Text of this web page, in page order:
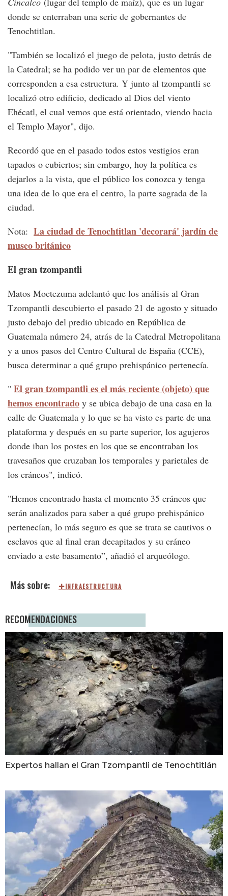
donde se enterraban una serie de gobernantes de
Tenochtitlan.
"También se localizó el juego de pelota, justo detrás de
la Catedral; se ha podido ver un par de elementos que
corresponden a esa estructura. Y junto al tzompantli se
localizó otro edificio, dedicado al Dios del viento
Ehécatl, el cual vemos que está orientado, viendo hacia
el Templo Mayor", dijo.
Recordó que en el pasado todos estos vestigios eran
tapados o cubiertos; sin embargo, hoy la política es
dejarlos a la vista, que el público los conozca y tenga
una idea de lo que era el centro, la parte sagrada de la
ciudad.
Nota: La ciudad de Tenochtitlan 'decorará' jardín de
museo británico
El gran tzompantli
Matos Moctezuma adelantó que los análisis al Gran
Tzompantli descubierto el pasado 21 de agosto y situado
justo debajo del predio ubicado en República de
Guatemala número 24, atrás de la Catedral Metropolitana
y a unos pasos del Centro Cultural de España (CCE),
busca determinar a qué grupo prehispánico pertenecía.
" El gran tzompantli es el más reciente (objeto) que
hemos encontrado y se ubica debajo de una casa en la
calle de Guatemala y lo que se ha visto es parte de una
plataforma y después en su parte superior, los agujeros
donde iban los postes en los que se encontraban los
travesaños que cruzaban los temporales y parietales de
los cráneos", indicó.
"Hemos encontrado hasta el momento 35 cráneos que
serán analizados para saber a qué grupo prehispánico
pertenecían, lo más seguro es que se trata se cautivos o
esclavos que al final eran decapitados y su cráneo
enviado a este basamento”, añadió el arqueólogo.
INFRAESTRUCTURA
RECOMENDACIONES
Expertos hallan el Gran Tzompantli de Tenochtitlán